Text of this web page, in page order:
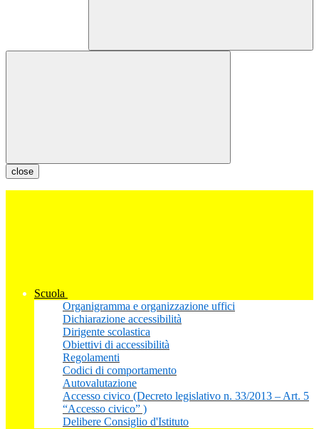
close
Scuola
Organigramma e organizzazione uffici
Dichiarazione accessibilità
Dirigente scolastica
Obiettivi di accessibilità
Regolamenti
Codici di comportamento
Autovalutazione
Accesso civico (Decreto legislativo n. 33/2013 – Art. 5
“Accesso civico” )
Delibere Consiglio d'Istituto